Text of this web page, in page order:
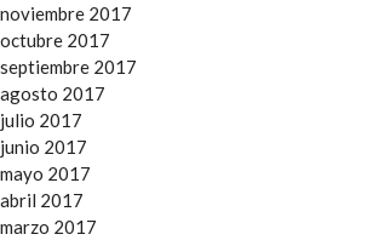
noviembre 2017
octubre 2017
septiembre 2017
agosto 2017
julio 2017
junio 2017
mayo 2017
abril 2017
marzo 2017